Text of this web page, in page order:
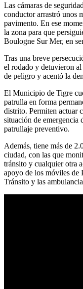
Las cámaras de
conductor arrastró unos
pavimento. En ese
la zona para que
Boulogne Sur Mer, en
Tras una breve
el rodado y detuvieron
de peligro y acentó la
El Municipio de Tigre
patrulla en forma
distrito. Permiten actuar
situación de emergencia
patrullaje preventivo.
Además, tiene más de
ciudad, con las que
tránsito y cualquier otra
apoyo de los móviles de
Tránsito y las